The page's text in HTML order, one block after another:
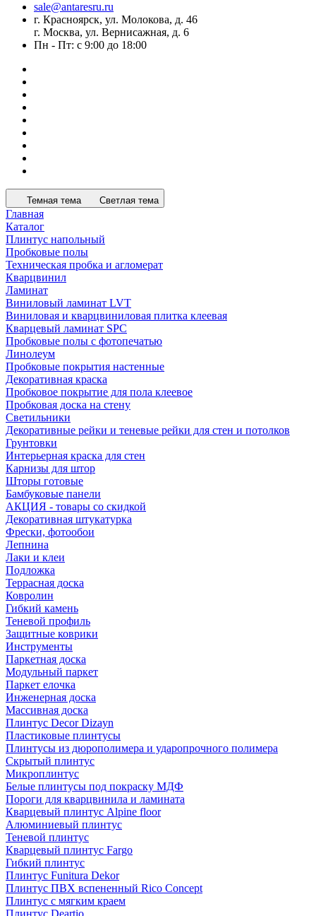
sale@antaresru.ru
г. Красноярск, ул. Молокова, д. 46
г. Москва, ул. Вернисажная, д. 6
Пн - Пт: с 9:00 до 18:00
Темная тема Светлая тема
Главная
Каталог
Плинтус напольный
Пробковые полы
Техническая пробка и агломерат
Кварцвинил
Ламинат
Виниловый ламинат LVT
Виниловая и кварцвиниловая плитка клеевая
Кварцевый ламинат SPC
Пробковые полы с фотопечатью
Линолеум
Пробковые покрытия настенные
Декоративная краска
Пробковое покрытие для пола клеевое
Пробковая доска на стену
Светильники
Декоративные рейки и теневые рейки для стен и потолков
Грунтовки
Интерьерная краска для стен
Карнизы для штор
Шторы готовые
Бамбуковые панели
АКЦИЯ - товары со скидкой
Декоративная штукатурка
Фрески, фотообои
Лепнина
Лаки и клеи
Подложка
Террасная доска
Ковролин
Гибкий камень
Теневой профиль
Защитные коврики
Инструменты
Паркетная доска
Модульный паркет
Паркет елочка
Инженерная доска
Массивная доска
Плинтус Decor Dizayn
Пластиковые плинтусы
Плинтусы из дюрополимера и ударопрочного полимера
Скрытый плинтус
Микроплинтус
Белые плинтусы под покраску МДФ
Пороги для кварцвинила и ламината
Кварцевый плинтус Alpine floor
Алюминиевый плинтус
Теневой плинтус
Кварцевый плинтус Fargo
Гибкий плинтус
Плинтус Funitura Dekor
Плинтус ПВХ вспененный Rico Concept
Плинтус с мягким краем
Плинтус Deartio